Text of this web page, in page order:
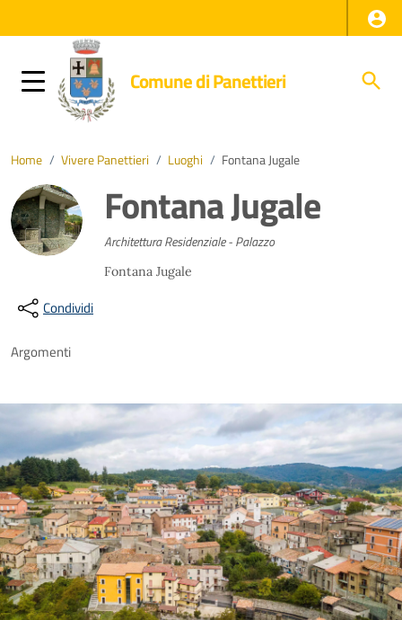
Comune di Panettieri
Home / Vivere Panettieri / Luoghi / Fontana Jugale
Fontana Jugale
Architettura Residenziale - Palazzo
Fontana Jugale
Condividi
Argomenti